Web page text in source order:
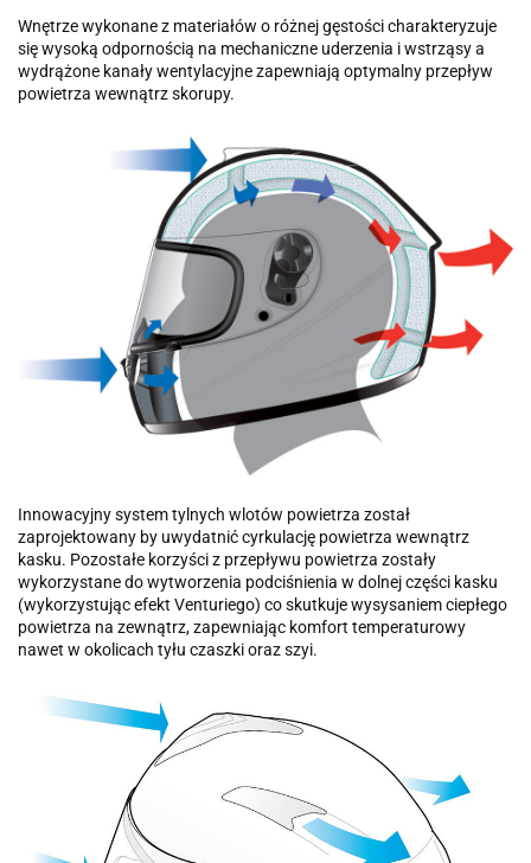
Wnętrze wykonane z materiałów o różnej gęstości charakteryzuje
się wysoką odpornością na mechaniczne uderzenia i wstrząsy a
wydrążone kanały wentylacyjne zapewniają optymalny przepływ
powietrza wewnątrz skorupy.
Innowacyjny system tylnych wlotów powietrza został
zaprojektowany by uwydatnić cyrkulację powietrza wewnątrz
kasku. Pozostałe korzyści z przepływu powietrza zostały
wykorzystane do wytworzenia podciśnienia w dolnej części kasku
(wykorzystując efekt Venturiego) co skutkuje wysysaniem ciepłego
powietrza na zewnątrz, zapewniając komfort temperaturowy
nawet w okolicach tyłu czaszki oraz szyi.